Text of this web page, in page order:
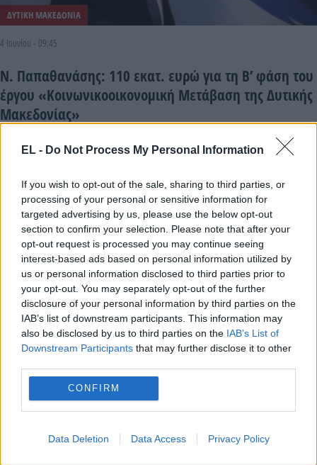
EL - Do Not Process My Personal Information
If you wish to opt-out of the sale, sharing to third parties, or
processing of your personal or sensitive information for
targeted advertising by us, please use the below opt-out
section to confirm your selection. Please note that after your
opt-out request is processed you may continue seeing
interest-based ads based on personal information utilized by
us or personal information disclosed to third parties prior to
your opt-out. You may separately opt-out of the further
disclosure of your personal information by third parties on the
IAB’s list of downstream participants. This information may
also be disclosed by us to third parties on the IAB’s List of
Downstream Participants that may further disclose it to other
CONFIRM
Data Deletion Data Access Privacy Policy
ΔΥΤΙΚΗ ΜΑΚΕΔΟΝΙΑ
4 Ιουνίου - 09:45
Ν. Παπαθανάσης: 110 εκατ. ευρώ για τη Β’ φάση του
έργου «Κοινωνικοοικονομική Μετάβαση της Δυτικής
Μακεδονίας»
ΔΥΤΙΚΗ ΜΑΚΕΔΟΝΙΑ
18 Μαρτίου - 19:55
Προσλήψεις 350 στελεχών Πολ. Προστασίας σε όλη
την Ελλάδα ανακοίνωσε ο Γ. Κεφαλογιάννης